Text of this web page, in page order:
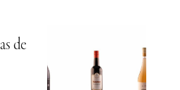
de